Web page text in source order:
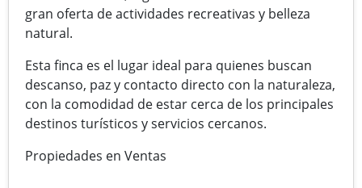
gran oferta de actividades recreativas y belleza
natural.
Esta finca es el lugar ideal para quienes buscan
descanso, paz y contacto directo con la naturaleza,
con la comodidad de estar cerca de los principales
destinos turísticos y servicios cercanos.
Propiedades en Ventas